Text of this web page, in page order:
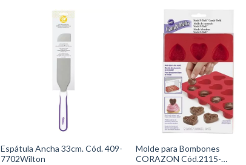
Espátula Ancha 33cm. Cód. 409-
7702Wilton
Molde para Bombones
CORAZON Cód.2115-